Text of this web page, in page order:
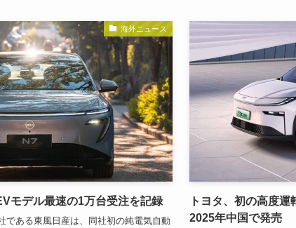
海外ニュース
モデル最速の1万台受注を記録
ある東風日産は、同社初の純電気自動
トヨタ、初の高度
2025年中国で発売